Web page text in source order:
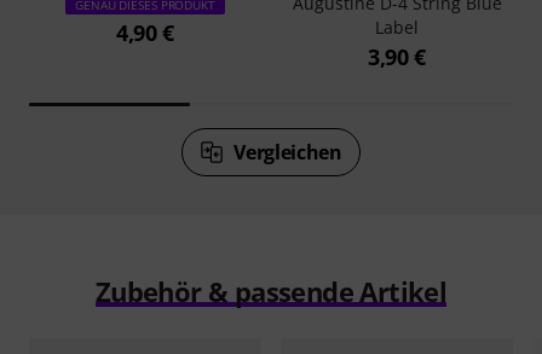
GENAU DIESES PRODUKT
4,90 €
Label
3,90 €
Vergleichen
Zubehör & passende Artikel